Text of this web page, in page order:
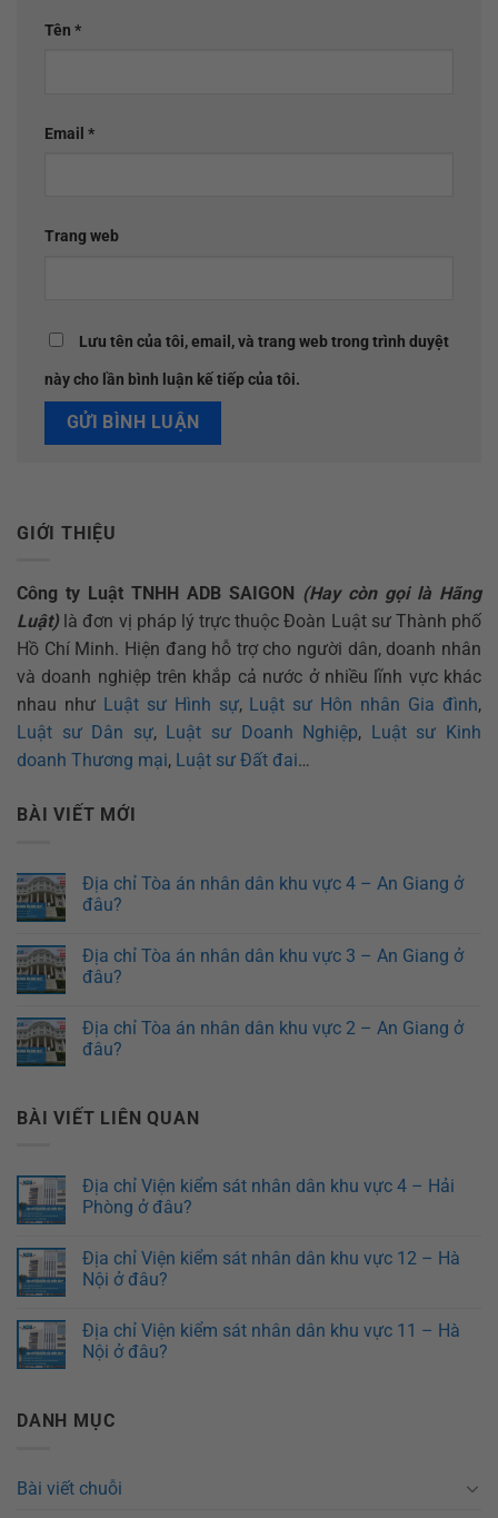
Tên *
Email *
Trang web
Lưu tên của tôi, email, và trang web trong trình duyệt
này cho lần bình luận kế tiếp của tôi.
GIỚI THIỆU
Công ty Luật TNHH ADB SAIGON (Hay còn gọi là Hãng
Luật) là đơn vị pháp lý trực thuộc Đoàn Luật sư Thành phố
Hồ Chí Minh. Hiện đang hỗ trợ cho người dân, doanh nhân
và doanh nghiệp trên khắp cả nước ở nhiều lĩnh vực khác
nhau như Luật sư Hình sự, Luật sư Hôn nhân Gia đình,
Luật sư Dân sự, Luật sư Doanh Nghiệp, Luật sư Kinh
doanh Thương mại, Luật sư Đất đai…
BÀI VIẾT MỚI
Địa chỉ Tòa án nhân dân khu vực 4 – An Giang ở
đâu?
Địa chỉ Tòa án nhân dân khu vực 3 – An Giang ở
đâu?
Địa chỉ Tòa án nhân dân khu vực 2 – An Giang ở
đâu?
BÀI VIẾT LIÊN QUAN
Địa chỉ Viện kiểm sát nhân dân khu vực 4 – Hải
Phòng ở đâu?
Địa chỉ Viện kiểm sát nhân dân khu vực 12 – Hà
Nội ở đâu?
Địa chỉ Viện kiểm sát nhân dân khu vực 11 – Hà
Nội ở đâu?
DANH MỤC
Bài viết chuỗi